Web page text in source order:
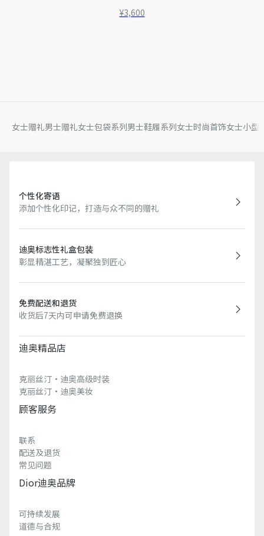
¥3,600
女士赠礼男士赠礼女士包袋系列男士鞋履系列女士时尚首饰女士小型
个性化寄语
添加个性化印记，打造与众不同的赠礼
迪奥标志性礼盒包装
彰显精湛工艺，凝聚独到匠心
免费配送和退货
收货后7天内可申请免费退换
迪奥精品店
克丽丝汀·迪奥高级时装
克丽丝汀·迪奥美妆
顾客服务
联系
配送及退货
常见问题
Dior迪奥品牌
可持续发展
道德与合规